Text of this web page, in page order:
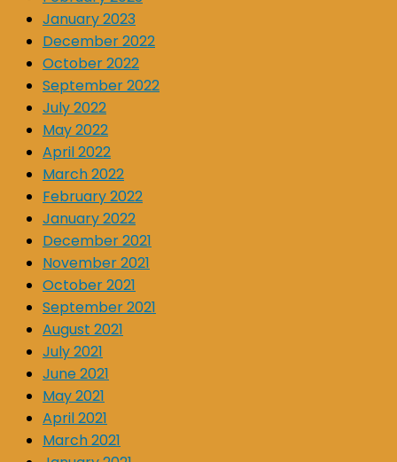
January 2023
December 2022
October 2022
September 2022
July 2022
May 2022
April 2022
March 2022
February 2022
January 2022
December 2021
November 2021
October 2021
September 2021
August 2021
July 2021
June 2021
May 2021
April 2021
March 2021